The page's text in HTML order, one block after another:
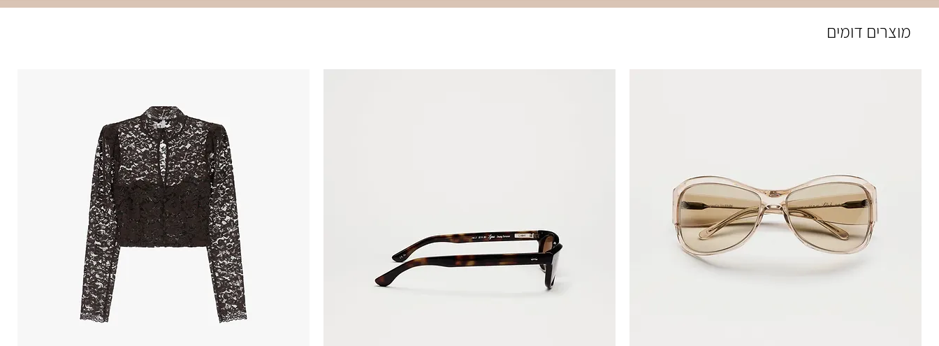
מוצרים דומים